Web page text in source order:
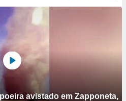
avistado em Zapponeta,